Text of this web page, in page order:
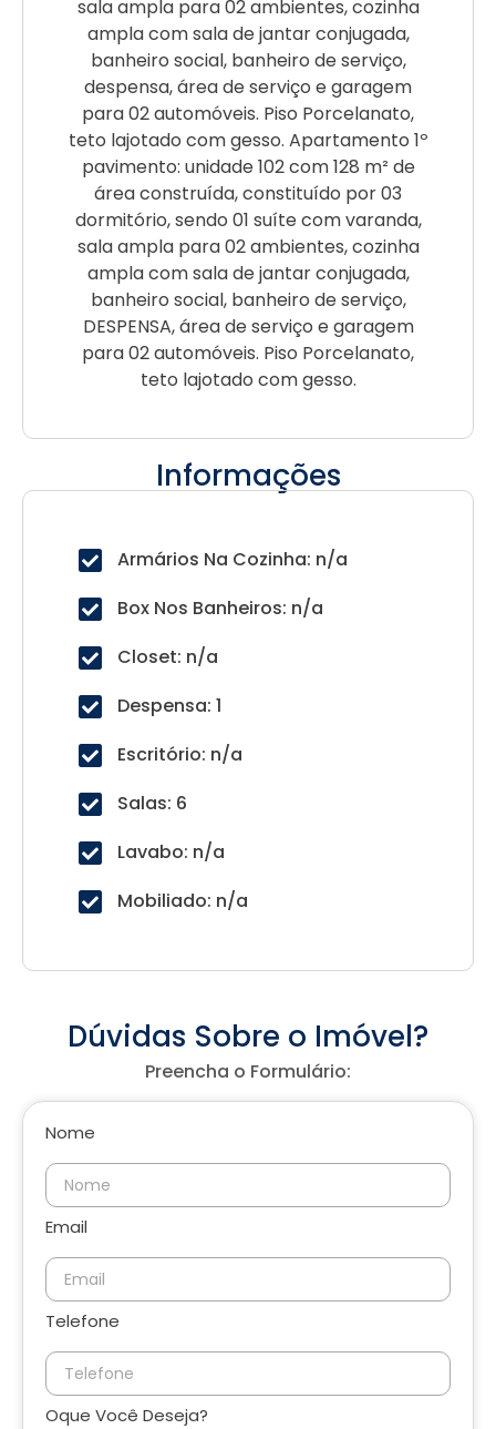
sala ampla para 02 ambientes, cozinha
ampla com sala de jantar conjugada,
banheiro social, banheiro de serviço,
despensa, área de serviço e garagem
para 02 automóveis. Piso Porcelanato,
teto lajotado com gesso. Apartamento 1º
pavimento: unidade 102 com 128 m² de
área construída, constituído por 03
dormitório, sendo 01 suíte com varanda,
sala ampla para 02 ambientes, cozinha
ampla com sala de jantar conjugada,
banheiro social, banheiro de serviço,
DESPENSA, área de serviço e garagem
para 02 automóveis. Piso Porcelanato,
teto lajotado com gesso.
Informações
Armários Na Cozinha: n/a
Box Nos Banheiros: n/a
Closet: n/a
Despensa: 1
Escritório: n/a
Salas: 6
Lavabo: n/a
Mobiliado: n/a
Dúvidas Sobre o Imóvel?
Preencha o Formulário:
Nome
Email
Telefone
Oque Você Deseja?